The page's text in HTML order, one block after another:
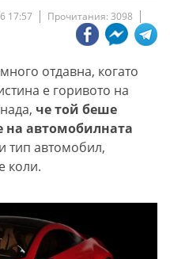
17:57 Прочитания: 3098
отдавна, когато
е горивото на
че той беше
на автомобилната
тип автомобил,
коли.